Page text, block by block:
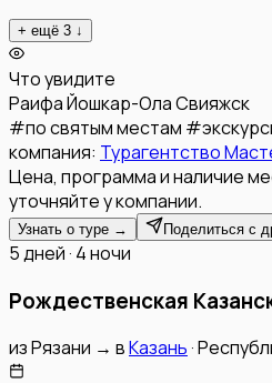
+ ещё 3 ↓
Что увидите
РаифаЙошкар-ОлаСвияжск
#по святым местам #
компания: Турагентство
Цена, программа и наличие
уточняйте у компании.
Узнать о туре → Поделиться с
5 дней · 4 ночи
Рождественская
изРязани → вКазань·